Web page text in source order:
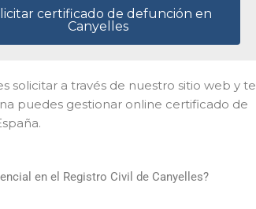
certificado de defunción en
Canyelles
solicitar a través de nuestro sitio web y te
puedes gestionar online certificado de
en el Registro Civil de Canyelles?